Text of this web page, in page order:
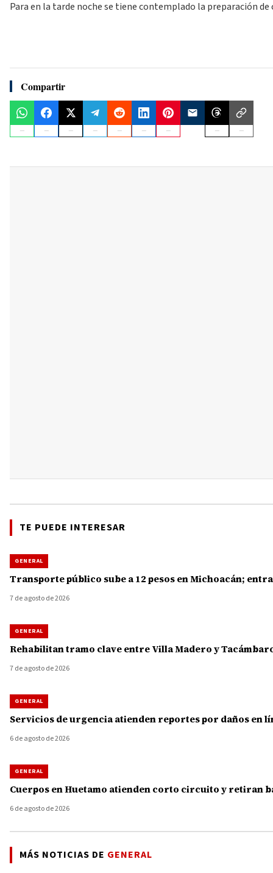
Para en la tarde noche se tiene contemplado la preparación
Compartir
TE PUEDE INTERESAR
GENERAL
Transporte público sube a 12 pesos en Michoacán;
7 de agosto de 2026
GENERAL
Rehabilitan tramo clave entre Villa Madero y
7 de agosto de 2026
GENERAL
Servicios de urgencia atienden reportes por daños en
6 de agosto de 2026
GENERAL
Cuerpos en Huetamo atienden corto circuito y retiran
6 de agosto de 2026
MÁS NOTICIAS DE GENERAL